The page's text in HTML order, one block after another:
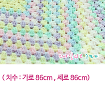
치수 : 가로 86cm , 세로 86cm)